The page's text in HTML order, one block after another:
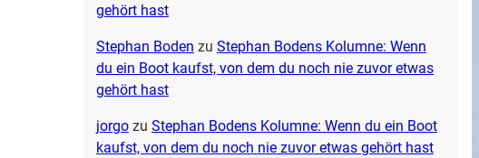
gehört hast
Stephan Boden zu Stephan Bodens Kolumne: Wenn
du ein Boot kaufst, von dem du noch nie zuvor etwas
gehört hast
jorgozu Stephan Bodens Kolumne: Wenn du ein Boot
kaufst, von dem du noch nie zuvor etwas gehört hast